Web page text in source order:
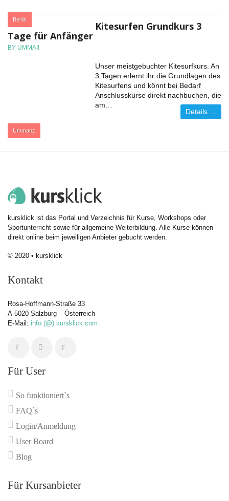
Berlin
Kitesurfen Grundkurs 3
Tage für Anfänger
BY UMMAII
Ummanz
Unser meistgebuchter Kitesurfkurs. An
3 Tagen erlernt ihr die Grundlagen des
Kitesurfens und könnt bei Bedarf
Anschlusskurse direkt nachbuchen, die
am…
Details …
kursklick ist das Portal und Verzeichnis für Kurse, Workshops oder
Sportunterricht sowie für allgemeine Weiterbildung. Alle Kurse können
direkt online beim jeweiligen Anbieter gebucht werden.
© 2020 • kursklick
Kontakt
Rosa-Hoffmann-Straße 33
A-5020 Salzburg – Österreich
E-Mail: info (@) kursklick.com
Für User
So funktioniert`s
FAQ`s
Login/Anmeldung
User Board
Blog
Für Kursanbieter